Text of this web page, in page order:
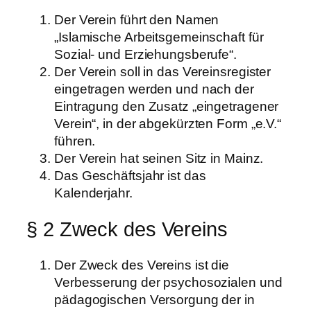
Der Verein führt den Namen
„Islamische Arbeitsgemeinschaft für
Sozial- und Erziehungsberufe“.
Der Verein soll in das Vereinsregister
eingetragen werden und nach der
Eintragung den Zusatz „eingetragener
Verein“, in der abgekürzten Form „e.V.“
führen.
Der Verein hat seinen Sitz in Mainz.
Das Geschäftsjahr ist das
Kalenderjahr.
§ 2 Zweck des Vereins
Der Zweck des Vereins ist die
Verbesserung der psychosozialen und
pädagogischen Versorgung der in